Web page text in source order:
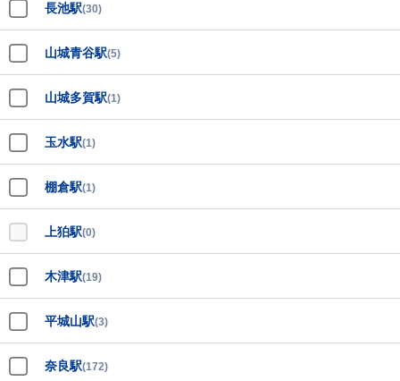
長池駅(30)
山城青谷駅(5)
山城多賀駅(1)
玉水駅(1)
棚倉駅(1)
上狛駅(0)
木津駅(19)
平城山駅(3)
奈良駅(172)